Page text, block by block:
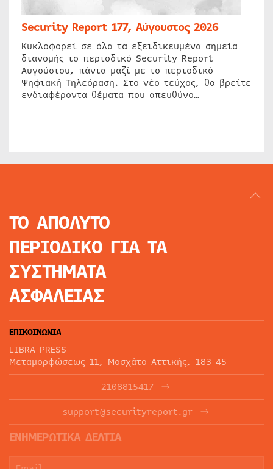
Security Report 177, Αύγουστος 2026
Κυκλοφορεί σε όλα τα εξειδικευμένα σημεία
διανομής το περιοδικό Security Report
Αυγούστου, πάντα μαζί με το περιοδικό
Ψηφιακή Τηλεόραση. Στο νέο τεύχος, θα βρείτε
ενδιαφέροντα θέματα που απευθύνο…
ΤΟ ΑΠΟΛΥΤΟ
ΠΕΡΙΟΔΙΚΟ ΓΙΑ ΤΑ
ΣΥΣΤΗΜΑΤΑ
ΑΣΦΑΛΕΙΑΣ
ΕΠΙΚΟΙΝΩΝΙΑ
LIBRA PRESS
Μεταμορφώσεως 11, Μοσχάτο Αττικής, 183 45
2108815417
support@securityreport.gr
ΕΝΗΜΕΡΩΤΙΚΑ ΔΕΛΤΙΑ